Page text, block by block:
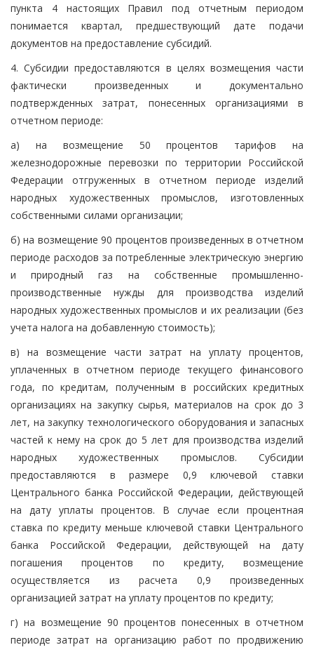
пункта 4 настоящих Правил под отчетным периодом
понимается квартал, предшествующий дате подачи
документов на предоставление субсидий.
4. Субсидии предоставляются в целях возмещения части
фактически произведенных и документально
подтвержденных затрат, понесенных организациями в
отчетном периоде:
а) на возмещение 50 процентов тарифов на
железнодорожные перевозки по территории Российской
Федерации отгруженных в отчетном периоде изделий
народных художественных промыслов, изготовленных
собственными силами организации;
б) на возмещение 90 процентов произведенных в отчетном
периоде расходов за потребленные электрическую энергию
и природный газ на собственные промышленно-
производственные нужды для производства изделий
народных художественных промыслов и их реализации (без
учета налога на добавленную стоимость);
в) на возмещение части затрат на уплату процентов,
уплаченных в отчетном периоде текущего финансового
года, по кредитам, полученным в российских кредитных
организациях на закупку сырья, материалов на срок до 3
лет, на закупку технологического оборудования и запасных
частей к нему на срок до 5 лет для производства изделий
народных художественных промыслов. Субсидии
предоставляются в размере 0,9 ключевой ставки
Центрального банка Российской Федерации, действующей
на дату уплаты процентов. В случае если процентная
ставка по кредиту меньше ключевой ставки Центрального
банка Российской Федерации, действующей на дату
погашения процентов по кредиту, возмещение
осуществляется из расчета 0,9 произведенных
организацией затрат на уплату процентов по кредиту;
г) на возмещение 90 процентов понесенных в отчетном
периоде затрат на организацию работ по продвижению